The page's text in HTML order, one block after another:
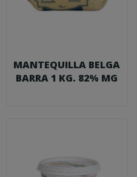
MANTEQUILLA BELGA
BARRA 1 KG. 82% MG